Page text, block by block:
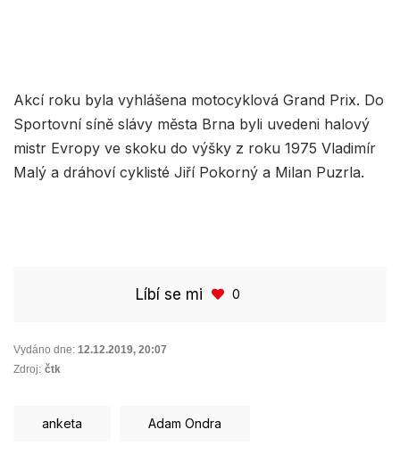
Akcí roku byla vyhlášena motocyklová Grand Prix. Do
Sportovní síně slávy města Brna byli uvedeni halový
mistr Evropy ve skoku do výšky z roku 1975 Vladimír
Malý a dráhoví cyklisté Jiří Pokorný a Milan Puzrla.
Líbí se mi 0
Vydáno dne: 12.12.2019, 20:07
Zdroj: čtk
anketa Adam Ondra